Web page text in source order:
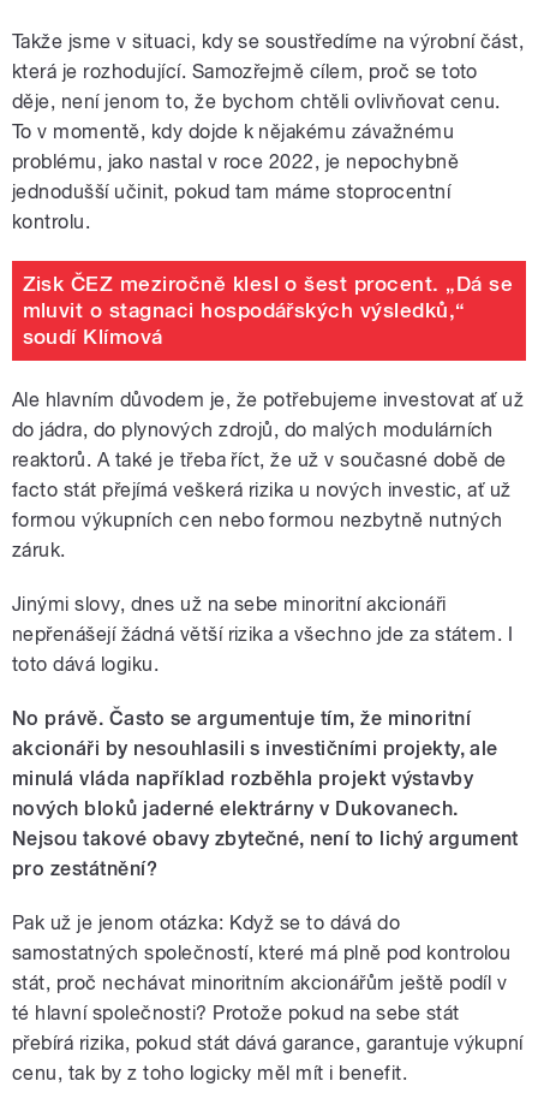
Takže jsme v situaci, kdy se soustředíme na výrobní část,
která je rozhodující. Samozřejmě cílem, proč se toto
děje, není jenom to, že bychom chtěli ovlivňovat cenu.
To v momentě, kdy dojde k nějakému závažnému
problému, jako nastal v roce 2022, je nepochybně
jednodušší učinit, pokud tam máme stoprocentní
kontrolu.
Zisk ČEZ meziročně klesl o šest procent. „Dá se
mluvit o stagnaci hospodářských výsledků,“
soudí Klímová
Ale hlavním důvodem je, že potřebujeme investovat ať už
do jádra, do plynových zdrojů, do malých modulárních
reaktorů. A také je třeba říct, že už v současné době de
facto stát přejímá veškerá rizika u nových investic, ať už
formou výkupních cen nebo formou nezbytně nutných
záruk.
Jinými slovy, dnes už na sebe minoritní akcionáři
nepřenášejí žádná větší rizika a všechno jde za státem. I
toto dává logiku.
No právě. Často se argumentuje tím, že minoritní
akcionáři by nesouhlasili s investičními projekty, ale
minulá vláda například rozběhla projekt výstavby
nových bloků jaderné elektrárny v Dukovanech.
Nejsou takové obavy zbytečné, není to lichý argument
pro zestátnění?
Pak už je jenom otázka: Když se to dává do
samostatných společností, které má plně pod kontrolou
stát, proč nechávat minoritním akcionářům ještě podíl v
té hlavní společnosti? Protože pokud na sebe stát
přebírá rizika, pokud stát dává garance, garantuje výkupní
cenu, tak by z toho logicky měl mít i benefit.